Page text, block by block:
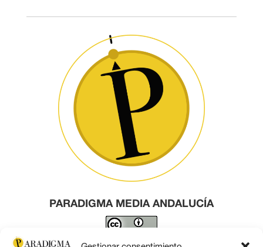
PARADIGMA MEDIA ANDALUCÍA
Este obra está bajo una licencia de Creative Commons